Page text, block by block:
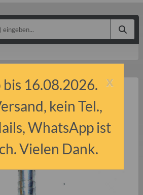
x
16.08.2026.
kein Tel.,
WhatsApp ist
Vielen Dank.